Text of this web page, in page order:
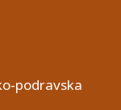
podravska